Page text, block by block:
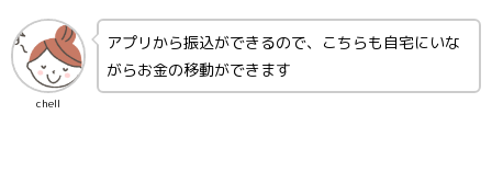
chell
アプリから振込ができるので、こちらも自宅にいな
がらお金の移動ができます